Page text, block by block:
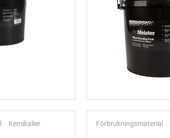
Kemikalier Förbrukningsmaterial